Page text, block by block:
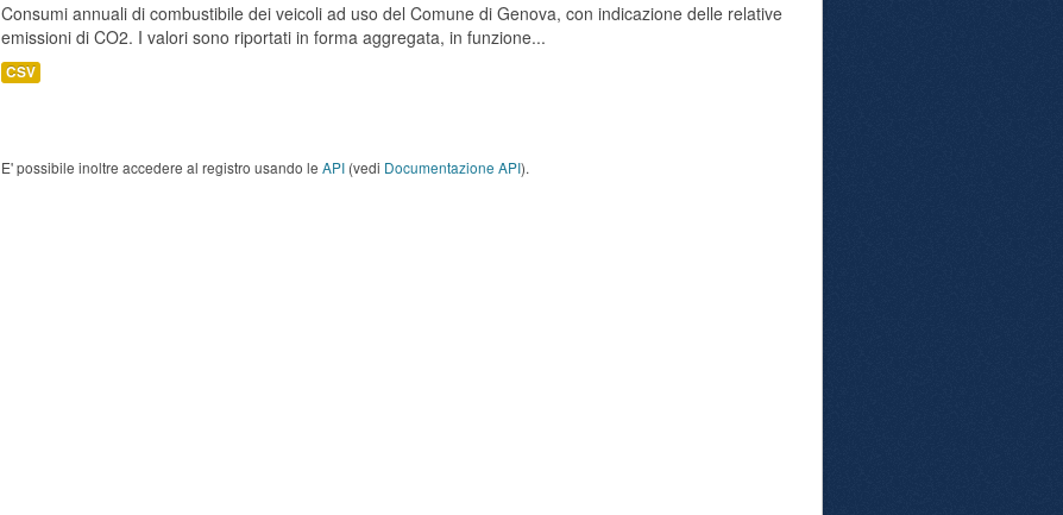
Consumi annuali di combustibile dei veicoli ad uso del Comune di Genova, con indicazione delle relative
emissioni di CO2. I valori sono riportati in forma aggregata, in funzione...
CSV
E' possibile inoltre accedere al registro usando le API (vedi Documentazione API).